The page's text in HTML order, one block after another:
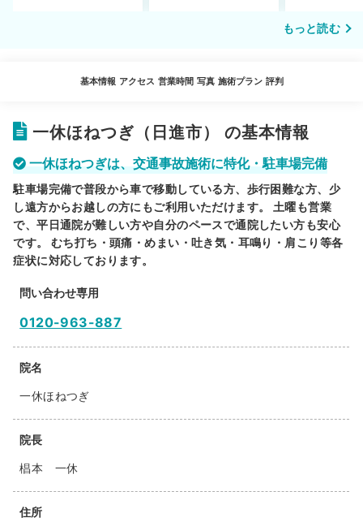
もっと読む
基本情報 アクセス 営業時間 写真 施術プラン 評判
一休ほねつぎ（日進市） の基本情報
一休ほねつぎは、交通事故施術に特化・駐車場完備
駐車場完備で普段から車で移動している方、歩行困難な方、少
し遠方からお越しの方にもご利用いただけます。 土曜も営業
で、平日通院が難しい方や自分のペースで通院したい方も安心
です。 むち打ち・頭痛・めまい・吐き気・耳鳴り・肩こり等各
症状に対応しております。
問い合わせ専用
0120-963-887
院名
一休ほねつぎ
院長
椙本 一休
住所